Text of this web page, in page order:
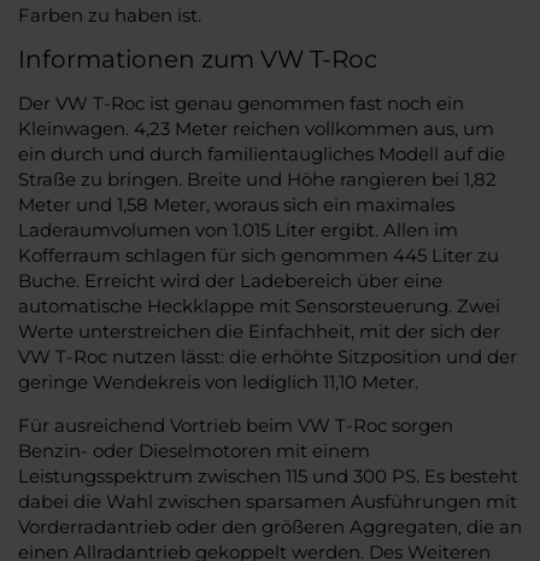
Farben zu haben ist.
Informationen zum VW T-Roc
Der VW T-Roc ist genau genommen fast noch ein
Kleinwagen. 4,23 Meter reichen vollkommen aus, um
ein durch und durch familientaugliches Modell auf die
Straße zu bringen. Breite und Höhe rangieren bei 1,82
Meter und 1,58 Meter, woraus sich ein maximales
Laderaumvolumen von 1.015 Liter ergibt. Allen im
Kofferraum schlagen für sich genommen 445 Liter zu
Buche. Erreicht wird der Ladebereich über eine
automatische Heckklappe mit Sensorsteuerung. Zwei
Werte unterstreichen die Einfachheit, mit der sich der
VW T-Roc nutzen lässt: die erhöhte Sitzposition und der
geringe Wendekreis von lediglich 11,10 Meter.
Für ausreichend Vortrieb beim VW T-Roc sorgen
Benzin- oder Dieselmotoren mit einem
Leistungsspektrum zwischen 115 und 300 PS. Es besteht
dabei die Wahl zwischen sparsamen Ausführungen mit
Vorderradantrieb oder den größeren Aggregaten, die an
einen Allradantrieb gekoppelt werden. Des Weiteren